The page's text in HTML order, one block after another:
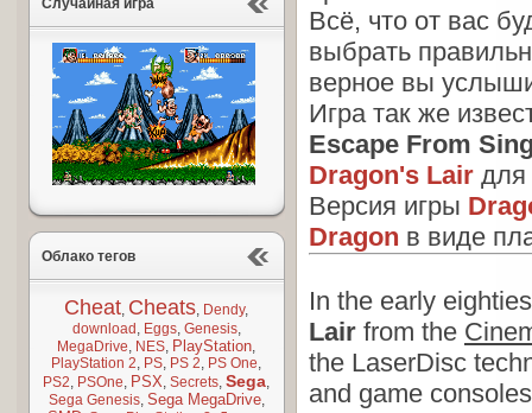
Случайная игра
Облако тегов
Cheat, Cheats, Dendy,
download , Eggs, Genesis,
MegaDrive, NES, PlayStation,
PlayStation 2, PS, PS 2, PS One,
PS2, PSOne, PSX,Secrets,Sega,
Sega Genesis, Sega MegaDrive,
Всё, что от вас
выбрать
верное вы
Игра так же
Escape From
Dragon's Lair для
Версия игры
Dragon в виде
In the early
Lair from the
the LaserDisc
and game